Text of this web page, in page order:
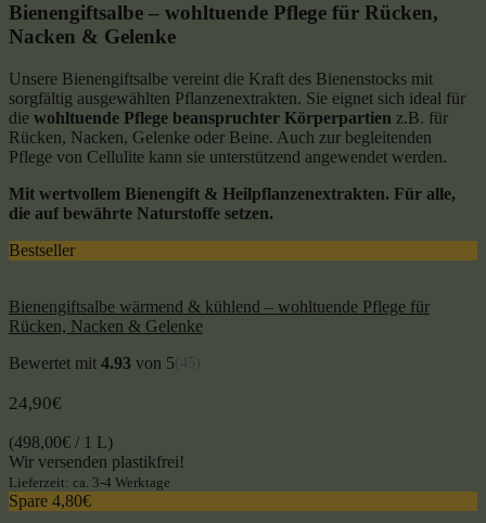
Bienengiftsalbe – wohltuende Pflege für Rücken,
Nacken & Gelenke
Unsere Bienengiftsalbe vereint die Kraft des Bienenstocks mit
sorgfältig ausgewählten Pflanzenextrakten. Sie eignet sich ideal für
die wohltuende Pflege beanspruchter Körperpartien z.B. für
Rücken, Nacken, Gelenke oder Beine. Auch zur begleitenden
Pflege von Cellulite kann sie unterstützend angewendet werden.
Mit wertvollem Bienengift & Heilpflanzenextrakten. Für alle,
die auf bewährte Naturstoffe setzen.
Bestseller
Bienengiftsalbe wärmend & kühlend – wohltuende Pflege für
Rücken, Nacken & Gelenke
Bewertet mit 4.93 von 5
24,90€
(498,00€ / 1 L)
Wir versenden plastikfrei!
Lieferzeit: ca. 3-4 Werktage
Spare 4,80€